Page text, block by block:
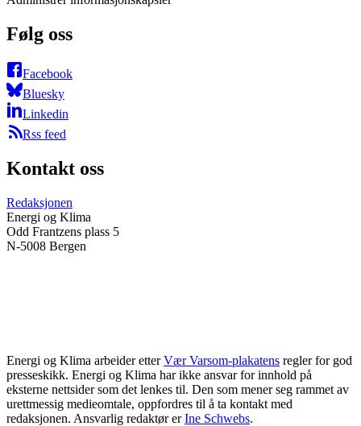
Følg oss
Facebook
Bluesky
Linkedin
Rss feed
Kontakt oss
Redaksjonen
Energi og Klima
Odd Frantzens plass 5
N-5008 Bergen
Energi og Klima arbeider etter Vær Varsom-plakatens regler for god
presseskikk. Energi og Klima har ikke ansvar for innhold på
eksterne nettsider som det lenkes til. Den som mener seg rammet av
urettmessig medieomtale, oppfordres til å ta kontakt med
redaksjonen. Ansvarlig redaktør er Ine Schwebs.